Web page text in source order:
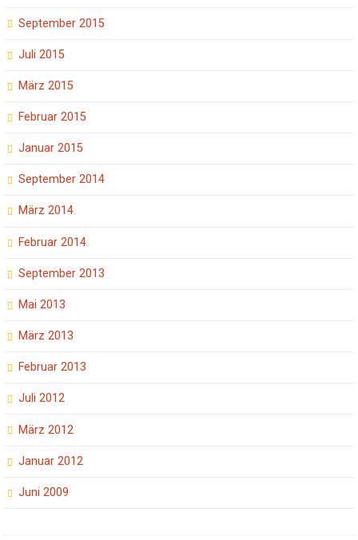
September 2015
Juli 2015
März 2015
Februar 2015
Januar 2015
September 2014
März 2014
Februar 2014
September 2013
Mai 2013
März 2013
Februar 2013
Juli 2012
März 2012
Januar 2012
Juni 2009